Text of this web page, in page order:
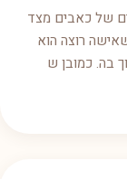
של כאבים מצד
רוצה הוא
בה. כמובן ש